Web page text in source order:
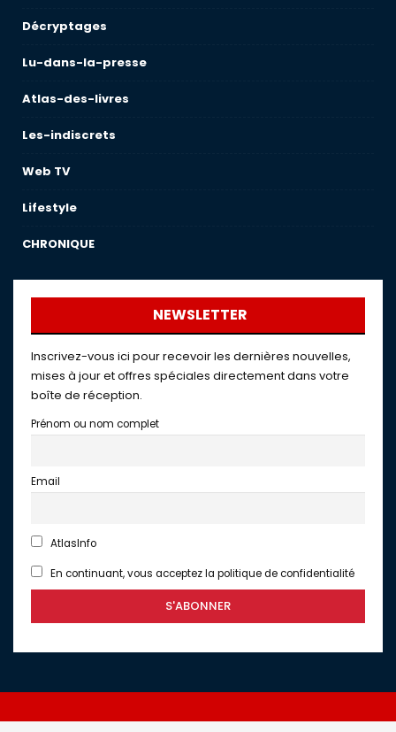
Décryptages
Lu-dans-la-presse
Atlas-des-livres
Les-indiscrets
Web TV
Lifestyle
CHRONIQUE
NEWSLETTER
Inscrivez-vous ici pour recevoir les dernières nouvelles,
mises à jour et offres spéciales directement dans votre
boîte de réception.
Prénom ou nom complet
Email
AtlasInfo
En continuant, vous acceptez la politique de confidentialité